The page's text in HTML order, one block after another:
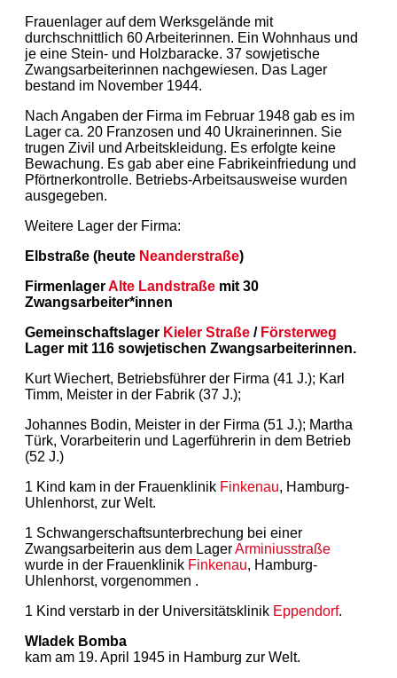
Frauenlager auf dem Werksgelände mit
durchschnittlich 60 Arbeiterinnen. Ein Wohnhaus und
je eine Stein- und Holzbaracke. 37 sowjetische
Zwangsarbeiterinnen nachgewiesen. Das Lager
bestand im November 1944.
Nach Angaben der Firma im Februar 1948 gab es im
Lager ca. 20 Franzosen und 40 Ukrainerinnen. Sie
trugen Zivil und Arbeitskleidung. Es erfolgte keine
Bewachung. Es gab aber eine Fabrikeinfriedung und
Pförtnerkontrolle. Betriebs-Arbeitsausweise wurden
ausgegeben.
Weitere Lager der Firma:
Elbstraße (heute Neanderstraße)
FirmenlagerAlte Landstraße mit 30
Zwangsarbeiter*innen
Gemeinschaftslager Kieler Straße / Försterweg
Lager mit 116 sowjetischen Zwangsarbeiterinnen.
Kurt Wiechert, Betriebsführer der Firma (41 J.); Karl
Timm, Meister in der Fabrik (37 J.);
Johannes Bodin, Meister in der Firma (51 J.); Martha
Türk, Vorarbeiterin und Lagerführerin in dem Betrieb
(52 J.)
1 Kind kam in der Frauenklinik Finkenau, Hamburg-
Uhlenhorst, zur Welt.
1 Schwangerschaftsunterbrechung bei einer
Zwangsarbeiterin aus dem LagerArminiusstraße
wurde in der Frauenklinik Finkenau, Hamburg-
Uhlenhorst, vorgenommen .
1 Kind verstarb in der Universitätsklinik Eppendorf.
Wladek Bomba
kam am 19. April 1945 in Hamburg zur Welt.